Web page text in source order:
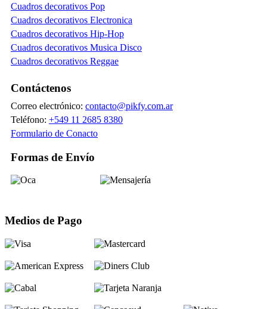
Cuadros decorativos Pop
Cuadros decorativos Electronica
Cuadros decorativos Hip-Hop
Cuadros decorativos Musica Disco
Cuadros decorativos Reggae
Contáctenos
Correo electrónico: contacto@pikfy.com.ar
Teléfono: +549 11 2685 8380
Formulario de Conacto
Formas de Envío
Medios de Pago